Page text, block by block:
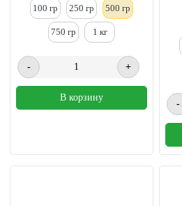
100 гр 250 гр 500 гр
750 гр 1 кг
- +
В корзину
-